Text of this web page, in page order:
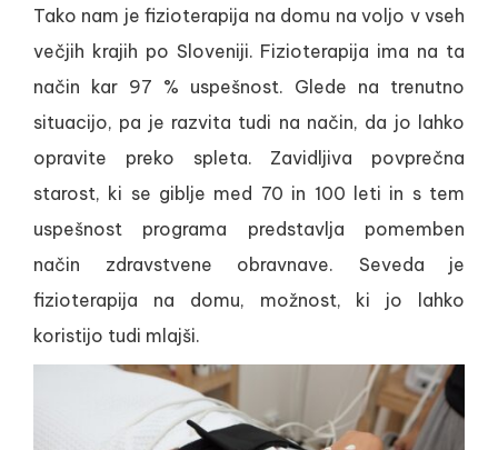
Tako nam je fizioterapija na domu na voljo v vseh
večjih krajih po Sloveniji. Fizioterapija ima na ta
način kar 97 % uspešnost. Glede na trenutno
situacijo, pa je razvita tudi na način, da jo lahko
opravite preko spleta. Zavidljiva povprečna
starost, ki se giblje med 70 in 100 leti in s tem
uspešnost programa predstavlja pomemben
način zdravstvene obravnave. Seveda je
fizioterapija na domu, možnost, ki jo lahko
koristijo tudi mlajši.